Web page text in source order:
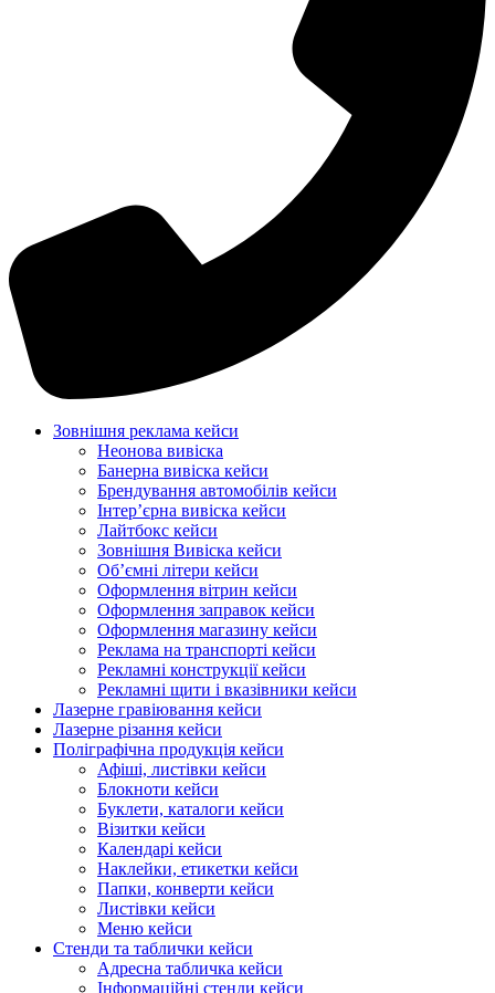
Зовнішня реклама кейси
Неонова вивіска
Банерна вивіска кейси
Брендування автомобілів кейси
Інтер’єрна вивіска кейси
Лайтбокс кейси
Зовнішня Вивіска кейси
Об’ємні літери кейси
Оформлення вітрин кейси
Оформлення заправок кейси
Оформлення магазину кейси
Реклама на транспорті кейси
Рекламні конструкції кейси
Рекламні щити і вказівники кейси
Лазерне гравіювання кейси
Лазерне різання кейси
Поліграфічна продукція кейси
Афіші, листівки кейси
Блокноти кейси
Буклети, каталоги кейси
Візитки кейси
Календарі кейси
Наклейки, етикетки кейси
Папки, конверти кейси
Листівки кейси
Меню кейси
Стенди та таблички кейси
Адресна табличка кейси
Інформаційні стенди кейси